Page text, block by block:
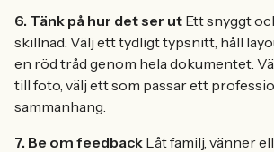
6. Tänk på hur det ser ut Ett snyggt
skillnad. Välj ett tydligt typsnitt, håll
en röd tråd genom hela dokumentet.
till foto, välj ett som passar ett
sammanhang.
7. Be om feedback Låt familj, vänner